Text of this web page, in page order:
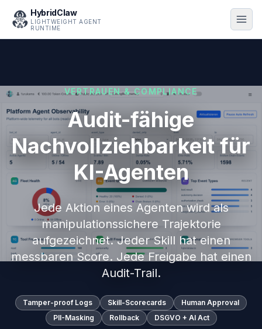
HybridClaw
LIGHTWEIGHT AGENT
RUNTIME
VERTRAUEN & COMPLIANCE
Audit-fähige
Nachvollziehbarkeit für
KI-Agenten
Jede Aktion eines Agenten wird als
manipulationssichere Trajektorie
aufgezeichnet. Jeder Skill hat einen
messbaren Score. Jede Freigabe hat einen
Audit-Trail.
Tamper-proof Logs Skill-Scorecards
Human Approval
PII-Masking
Rollback DSGVO + AI Act